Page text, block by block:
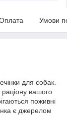
Умови
для собак.
вашого
поживні
є джерелом